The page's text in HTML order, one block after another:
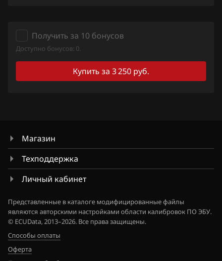
Mini
Mitsubishi
Porsche
Ravon
Saab
Seat
SGMW
Получить за 10 бонусов
Доступно бонусов: 0.
Купить за 3 250 руб.
Магазин
Техподдержка
Личный кабинет
Представленные в каталоге модифицированные файлы
являются авторскими настройками области калибровок ПО ЭБУ.
© ECUData, 2013–2026. Все права защищены.
Способы оплаты
Оферта